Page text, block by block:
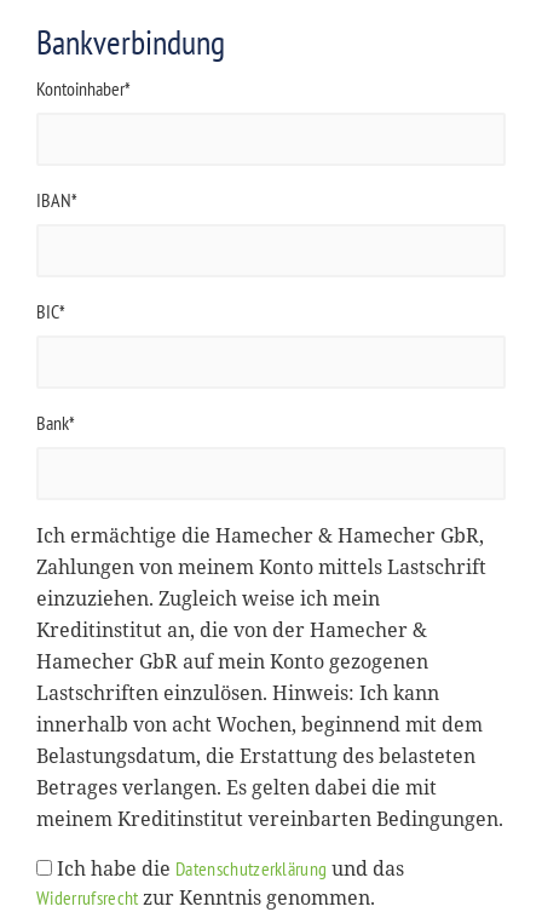
Bankverbindung
Kontoinhaber*
IBAN*
BIC*
Bank*
Ich ermächtige die Hamecher & Hamecher GbR,
Zahlungen von meinem Konto mittels Lastschrift
einzuziehen. Zugleich weise ich mein
Kreditinstitut an, die von der Hamecher &
Hamecher GbR auf mein Konto gezogenen
Lastschriften einzulösen. Hinweis: Ich kann
innerhalb von acht Wochen, beginnend mit dem
Belastungsdatum, die Erstattung des belasteten
Betrages verlangen. Es gelten dabei die mit
meinem Kreditinstitut vereinbarten Bedingungen.
Ich habe die Datenschutzerklärung und das
Widerrufsrechtzur Kenntnis genommen.